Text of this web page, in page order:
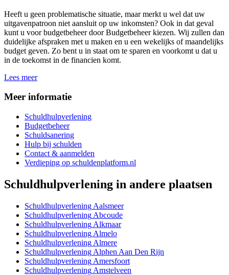
Heeft u geen problematische situatie, maar merkt u wel dat uw
uitgavenpatroon niet aansluit op uw inkomsten? Ook in dat geval
kunt u voor budgetbeheer door Budgetbeheer kiezen. Wij zullen dan
duidelijke afspraken met u maken en u een wekelijks of maandelijks
budget geven. Zo bent u in staat om te sparen en voorkomt u dat u
in de toekomst in de financien komt.
Lees meer
Meer informatie
Schuldhulpverlening
Budgetbeheer
Schuldsanering
Hulp bij schulden
Contact & aanmelden
Verdieping op schuldenplatform.nl
Schuldhulpverlening in andere plaatsen
Schuldhulpverlening Aalsmeer
Schuldhulpverlening Abcoude
Schuldhulpverlening Alkmaar
Schuldhulpverlening Almelo
Schuldhulpverlening Almere
Schuldhulpverlening Alphen Aan Den Rijn
Schuldhulpverlening Amersfoort
Schuldhulpverlening Amstelveen